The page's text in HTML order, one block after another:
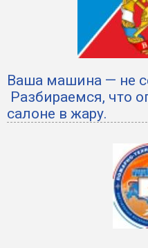
Ваша машина — не
Разбираемся, что
салоне в жару.